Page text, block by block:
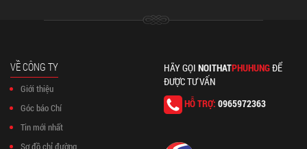
VỀ CÔNG TY
Giới thiệu
Góc báo Chí
Tin mới nhất
Sơ đồ chỉ đường
HÃY GỌI NOITHATPHUHUNGĐỂ
ĐƯỢC TƯ VẤN
HỖ TRỢ: 0965972363